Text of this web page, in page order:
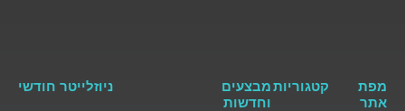
מפת
אתר
קטגוריותמבצעים
וחדשות
ניוזלייטר חודשי